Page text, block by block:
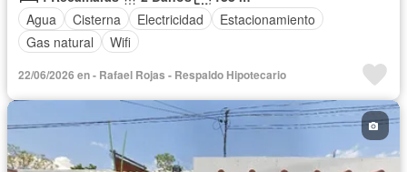
Agua
Cisterna Electricidad
Estacionamiento
Gas natural
Wifi
22/06/2026 en - Rafael Rojas - Respaldo Hipotecario